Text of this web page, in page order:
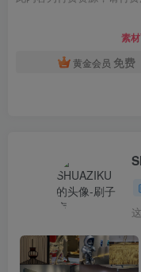
素
黄金会员 免费